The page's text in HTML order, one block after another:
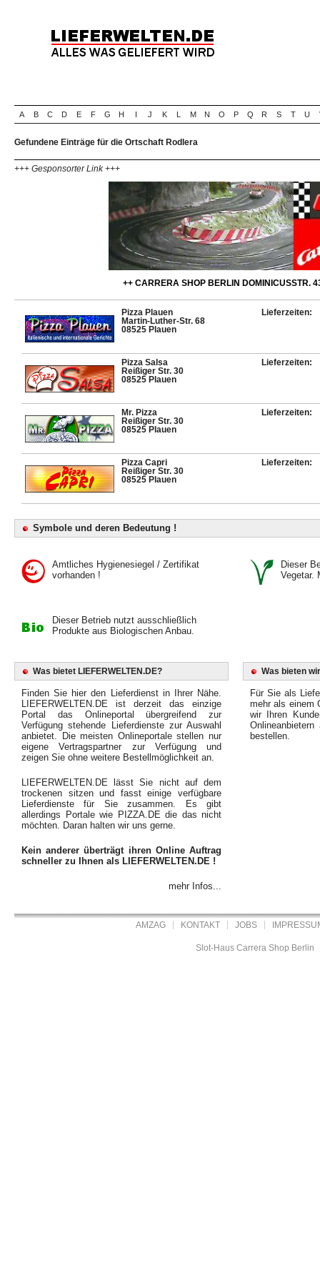
A B C D E F G H I J K L M N O P Q R S T U
Gefundene Einträge für die Ortschaft Rodlera
+++ Gesponsorter Link +++
++ CARRERA SHOP BERLIN DOMINICUSSTR.
Pizza Plauen
Martin-Luther-Str. 68
08525 Plauen
Lieferzeiten:
Pizza Salsa
Reißiger Str. 30
08525 Plauen
Lieferzeiten:
Mr. Pizza
Reißiger Str. 30
08525 Plauen
Lieferzeiten:
Pizza Capri
Reißiger Str. 30
08525 Plauen
Lieferzeiten:
Symbole und deren Bedeutung !
Amtliches Hygienesiegel / Zertifikat
vorhanden !
Dieser
Vegetar.
Dieser Betrieb nutzt ausschließlich
Produkte aus Biologischen Anbau.
Was bietet LIEFERWELTEN.DE?
Finden Sie hier den Lieferdienst in Ihrer Nähe.
LIEFERWELTEN.DE ist derzeit das einzige
Portal das Onlineportal übergreifend zur
Verfügung stehende Lieferdienste zur Auswahl
anbietet. Die meisten Onlineportale stellen nur
eigene Vertragspartner zur Verfügung und
zeigen Sie ohne weitere Bestellmöglichkeit an.
LIEFERWELTEN.DE lässt Sie nicht auf dem
trockenen sitzen und fasst einige verfügbare
Lieferdienste für Sie zusammen. Es gibt
allerdings Portale wie PIZZA.DE die das nicht
möchten. Daran halten wir uns gerne.
Kein anderer überträgt ihren Online Auftrag
schneller zu Ihnen als LIEFERWELTEN.DE !
mehr Infos...
Was bieten
Für Sie als
mehr als einem
wir Ihren
bestellen.
AMZAG KONTAKT JOBS
Slot-Haus Carrera Shop Berlin